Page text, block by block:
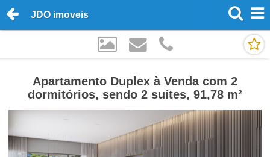
JDO imoveis
Apartamento Duplex à Venda com 2
dormitórios, sendo 2 suítes, 91,78 m²